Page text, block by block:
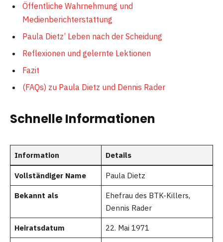
Öffentliche Wahrnehmung und
Medienberichterstattung
Paula Dietz’ Leben nach der Scheidung
Reflexionen und gelernte Lektionen
Fazit
(FAQs) zu Paula Dietz und Dennis Rader
Schnelle Informationen
Information Details
Vollständiger Name Paula Dietz
Bekannt als
Ehefrau des BTK-Killers,
Dennis Rader
Heiratsdatum 22. Mai 1971